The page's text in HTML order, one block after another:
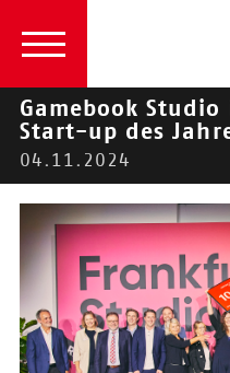
Gamebook Studio
Start-up des
04.11.2024
2019|2018|2017|
2024
Aktuelles